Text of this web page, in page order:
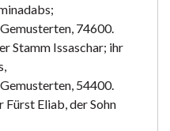
74600.
Stamm Issaschar; ihr
54400.
Fürst Eliab, der Sohn